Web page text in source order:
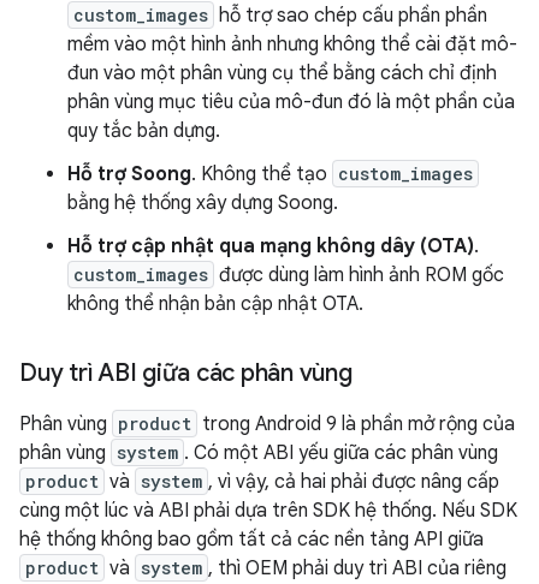
custom_images hỗ trợ sao chép cấu phần phần
mềm vào một hình ảnh nhưng không thể cài đặt mô-
đun vào một phân vùng cụ thể bằng cách chỉ định
phân vùng mục tiêu của mô-đun đó là một phần của
quy tắc bản dựng.
Hỗ trợ Soong. Không thể tạo custom_images
bằng hệ thống xây dựng Soong.
Hỗ trợ cập nhật qua mạng không dây (OTA).
custom_images được dùng làm hình ảnh ROM gốc
không thể nhận bản cập nhật OTA.
Duy trì ABI giữa các phân vùng
Phân vùng product trong Android 9 là phần mở rộng của
phân vùng system . Có một ABI yếu giữa các phân vùng
product và system , vì vậy, cả hai phải được nâng cấp
cùng một lúc và ABI phải dựa trên SDK hệ thống. Nếu SDK
hệ thống không bao gồm tất cả các nền tảng API giữa
product và system , thì OEM phải duy trì ABI của riêng